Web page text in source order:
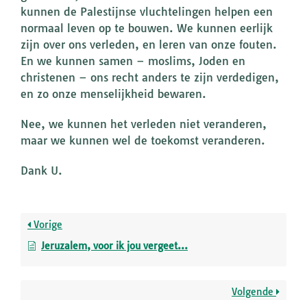
kunnen de Palestijnse vluchtelingen helpen een
normaal leven op te bouwen. We kunnen eerlijk
zijn over ons verleden, en leren van onze fouten.
En we kunnen samen – moslims, Joden en
christenen – ons recht anders te zijn verdedigen,
en zo onze menselijkheid bewaren.
Nee, we kunnen het verleden niet veranderen,
maar we kunnen wel de toekomst veranderen.
Dank U.
Vorige
Jeruzalem, voor ik jou vergeet…
Volgende